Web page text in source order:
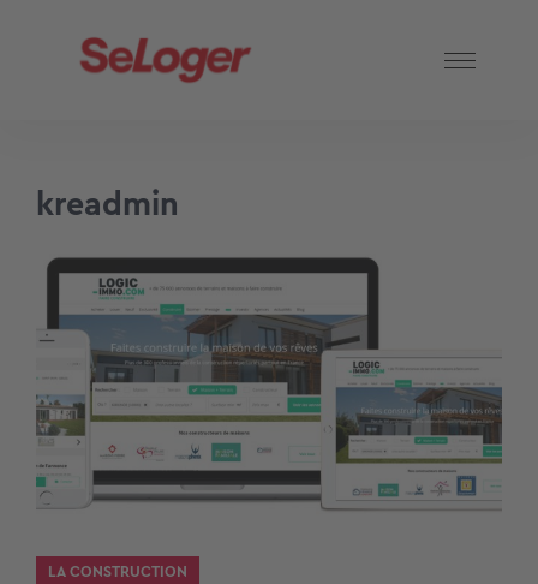
kreadmin
LA CONSTRUCTION